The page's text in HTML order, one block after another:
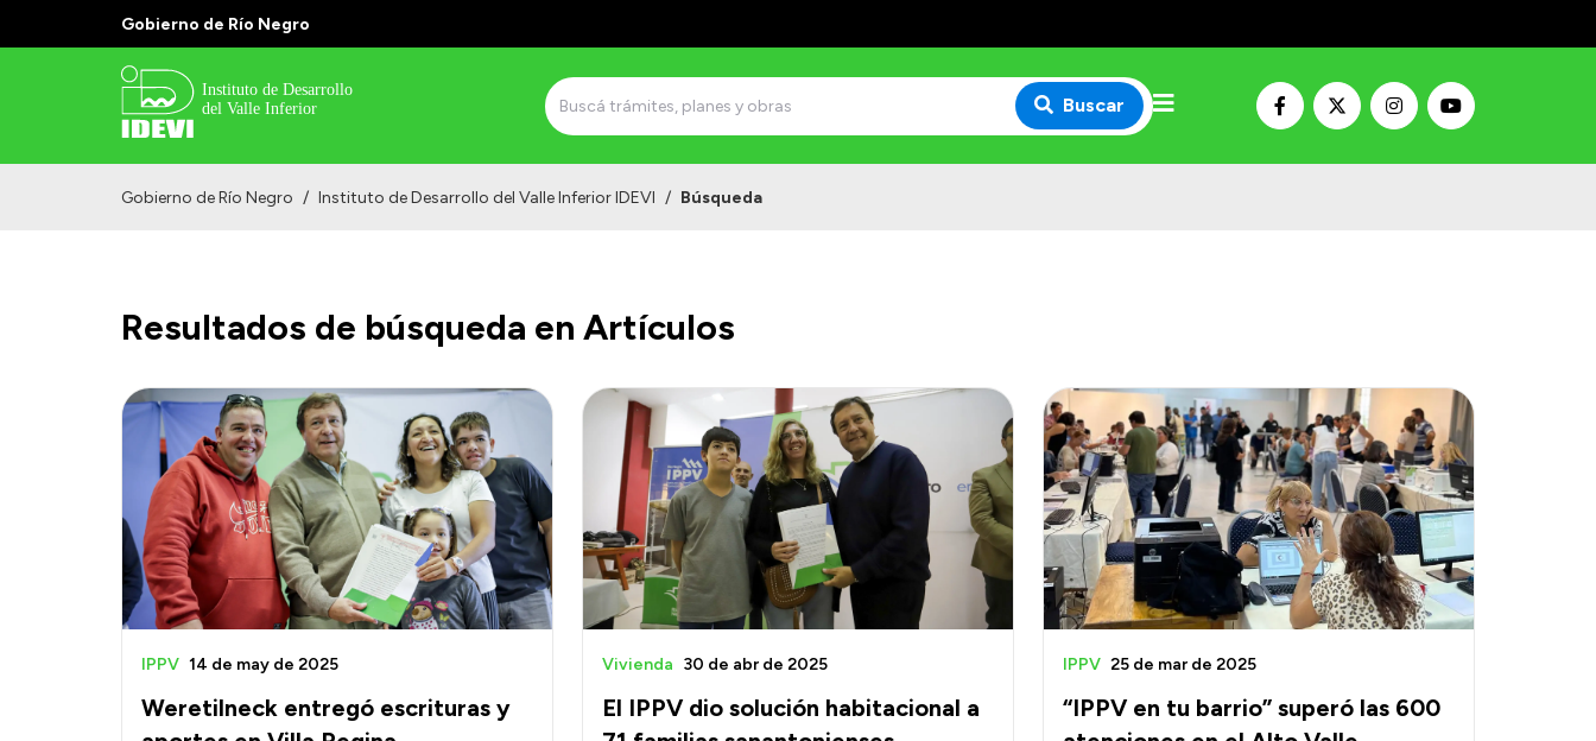
Gobierno de Río Negro
Buscar
Gobierno de Río Negro / Instituto de Desarrollo del Valle Inferior IDEVI / Búsqueda
Resultados de búsqueda en Artículos
Weretilneck entregó escrituras y
IPPV 14 de may de 2025
El IPPV dio solución habitacional a
Vivienda 30 de abr de 2025
“IPPV en tu barrio” superó las 600
IPPV 25 de mar de 2025